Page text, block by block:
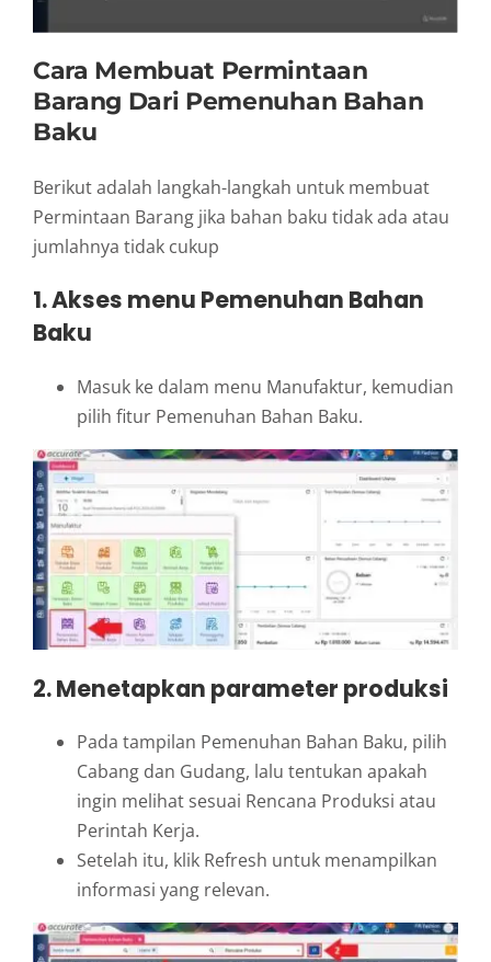
Cara Membuat Permintaan
Barang Dari Pemenuhan Bahan
Baku
Berikut adalah langkah-langkah untuk membuat
Permintaan Barang jika bahan baku tidak ada atau
jumlahnya tidak cukup
1. Akses menu Pemenuhan Bahan
Baku
Masuk ke dalam menu Manufaktur, kemudian
pilih fitur Pemenuhan Bahan Baku.
2. Menetapkan parameter produksi
Pada tampilan Pemenuhan Bahan Baku, pilih
Cabang dan Gudang, lalu tentukan apakah
ingin melihat sesuai Rencana Produksi atau
Perintah Kerja.
Setelah itu, klik Refresh untuk menampilkan
informasi yang relevan.